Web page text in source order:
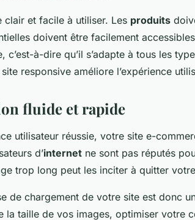
clair et facile à utiliser. Les produits
doivent être facilement
c’est-à-dire qu’il s’adapte à tous les
responsive améliore l’expérience
fluide et rapide
utilisateur réussie, votre site e-
d’internet ne sont pas réputés
trop long peut les inciter à quitter
de chargement de votre site est donc
la taille de vos images, optimiser votre